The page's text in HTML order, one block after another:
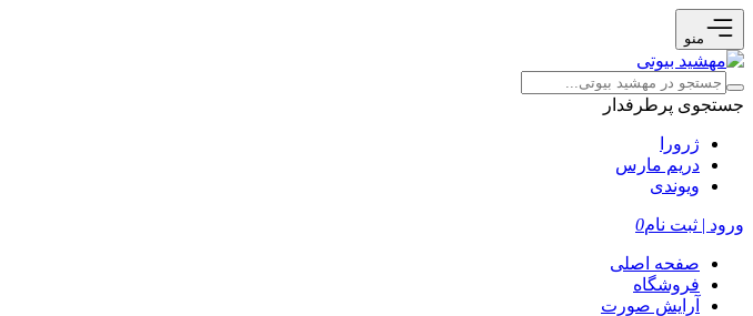
منو
جستجوی پرطرفدار
ژرورا
دریم مارس
ویوندی
ورود | ثبت نام0
صفحه اصلی
فروشگاه
آرایش صورت